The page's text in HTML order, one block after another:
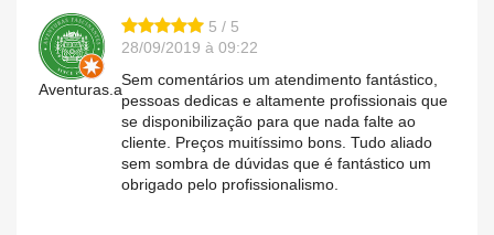
Aventuras.a
5 / 5
28/09/2019 à 09:22
Sem comentários um atendimento fantástico,
pessoas dedicas e altamente profissionais que
se disponibilização para que nada falte ao
cliente. Preços muitíssimo bons. Tudo aliado
sem sombra de dúvidas que é fantástico um
obrigado pelo profissionalismo.